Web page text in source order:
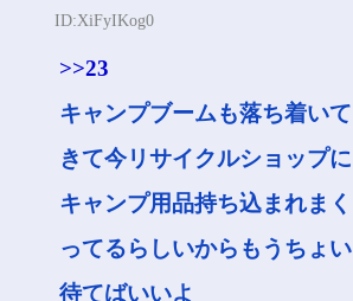
ID:XiFyIKog0
>>23
キャンプブームも落ち着いて
きて今リサイクルショップに
キャンプ用品持ち込まれまく
ってるらしいからもうちょい
待てばいいよ